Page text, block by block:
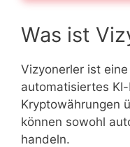
Was ist
Vizyonerler ist
automatisiertes
Kryptowährungen
können sowohl
handeln.